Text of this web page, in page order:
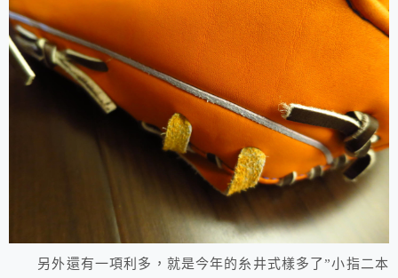
另外還有一項利多，就是今年的糸井式樣多了”小指二本